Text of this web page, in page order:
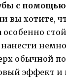
с
вы хотите,
особенно
обычной
эффект и